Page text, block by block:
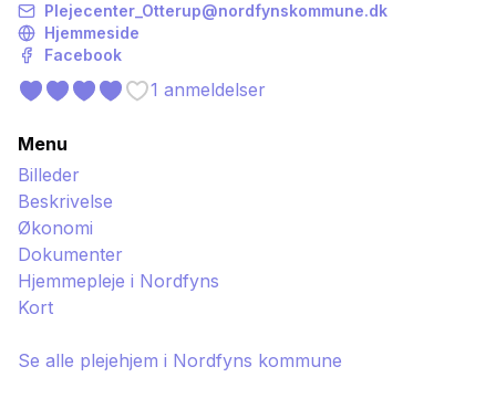
Plejecenter_Otterup@nordfynskommune.dk
Hjemmeside
Facebook
1 anmeldelser
Menu
Billeder
Beskrivelse
Økonomi
Dokumenter
Hjemmepleje i Nordfyns
Kort
Se alle plejehjem i Nordfyns kommune